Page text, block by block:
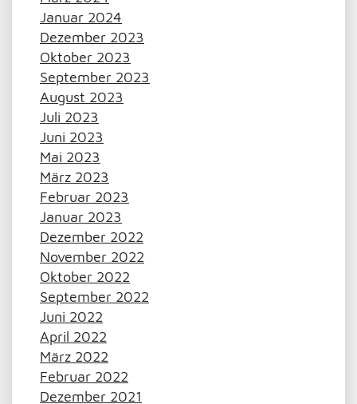
Januar 2024
Dezember 2023
Oktober 2023
September 2023
August 2023
Juli 2023
Juni 2023
Mai 2023
März 2023
Februar 2023
Januar 2023
Dezember 2022
November 2022
Oktober 2022
September 2022
Juni 2022
April 2022
März 2022
Februar 2022
Dezember 2021